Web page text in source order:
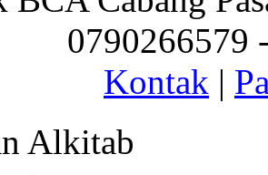
0790266579
Kontak |
Alkitab